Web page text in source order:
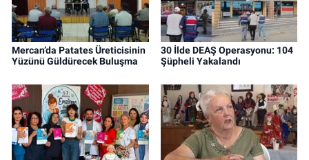
Mercan’da Patates Üreticisinin
Yüzünü Güldürecek Buluşma
30 İlde DEAŞ Operasyonu: 104
Şüpheli Yakalandı